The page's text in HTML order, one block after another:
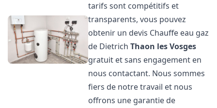
tarifs sont compétitifs et
transparents, vous pouvez
obtenir un devis Chauffe eau gaz
de DietrichThaon les Vosges
gratuit et sans engagement en
nous contactant. Nous sommes
fiers de notre travail et nous
offrons une garantie de